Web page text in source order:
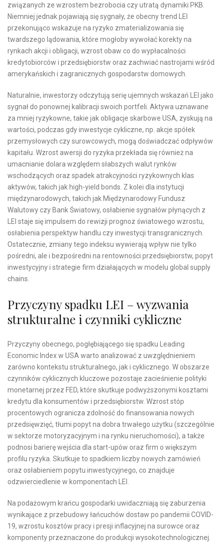
związanych ze wzrostem bezrobocia czy utratą dynamiki PKB.
Niemniej jednak pojawiają się sygnały, że obecny trend LEI
przekonująco wskazuje na ryzyko zmaterializowania się
twardszego lądowania, które mogłoby wywołać korekty na
rynkach akcji i obligacji, wzrost obaw co do wypłacalności
kredytobiorców i przedsiębiorstw oraz zachwiać nastrojami wśród
amerykańskich i zagranicznych gospodarstw domowych.
Naturalnie, inwestorzy odczytują serię ujemnych wskazań LEI jako
sygnał do ponownej kalibracji swoich portfeli. Aktywa uznawane
za mniej ryzykowne, takie jak obligacje skarbowe USA, zyskują na
wartości, podczas gdy inwestycje cykliczne, np. akcje spółek
przemysłowych czy surowcowych, mogą doświadczać odpływów
kapitału. Wzrost awersji do ryzyka przekłada się również na
umacnianie dolara względem słabszych walut rynków
wschodzących oraz spadek atrakcyjności ryzykownych klas
aktywów, takich jak high-yield bonds. Z kolei dla instytucji
międzynarodowych, takich jak Międzynarodowy Fundusz
Walutowy czy Bank Światowy, osłabienie sygnałów płynących z
LEI staje się impulsem do rewizji prognoz światowego wzrostu,
osłabienia perspektyw handlu czy inwestycji transgranicznych.
Ostatecznie, zmiany tego indeksu wywierają wpływ nie tylko
pośredni, ale i bezpośredni na rentowności przedsiębiorstw, popyt
inwestycyjny i strategie firm działających w modelu global supply
chains.
Przyczyny spadku LEI – wyzwania
strukturalne i czynniki cykliczne
Przyczyny obecnego, pogłębiającego się spadku Leading
Economic Index w USA warto analizować z uwzględnieniem
zarówno kontekstu strukturalnego, jak i cyklicznego. W obszarze
czynników cyklicznych kluczowe pozostaje zacieśnienie polityki
monetarnej przez FED, które skutkuje podwyższonymi kosztami
kredytu dla konsumentów i przedsiębiorstw. Wzrost stóp
procentowych ogranicza zdolność do finansowania nowych
przedsięwzięć, tłumi popyt na dobra trwałego użytku (szczególnie
w sektorze motoryzacyjnym i na rynku nieruchomości), a także
podnosi barierę wejścia dla start-upów oraz firm o większym
profilu ryzyka. Skutkuje to spadkiem liczby nowych zamówień
oraz osłabieniem popytu inwestycyjnego, co znajduje
odzwierciedlenie w komponentach LEI.
Na podażowym krańcu gospodarki uwidaczniają się zaburzenia
wynikające z przebudowy łańcuchów dostaw po pandemii COVID-
19, wzrostu kosztów pracy i presji inflacyjnej na surowce oraz
komponenty przeznaczone do produkcji wysokotechnologicznej.